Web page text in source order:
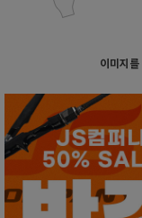
이미지를